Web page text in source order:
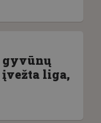
gyvūnų
liga,